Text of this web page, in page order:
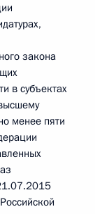
закона
в субъектах
менее пяти